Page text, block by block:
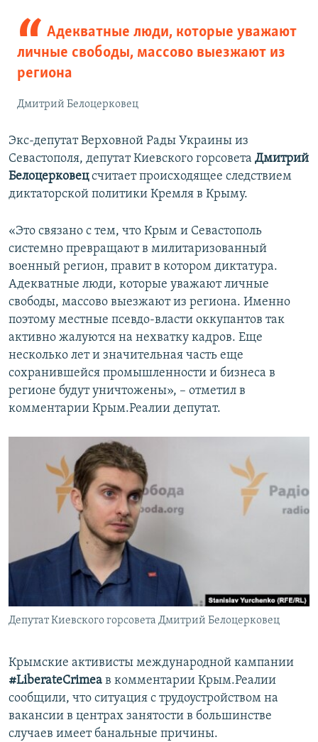
Адекватные люди, которые уважают
личные свободы, массово выезжают из
региона
Дмитрий Белоцерковец
Экс-депутат Верховной Рады Украины из
Севастополя, депутат Киевского горсовета Дмитрий
Белоцерковецсчитает происходящее следствием
диктаторской политики Кремля в Крыму.
«Это связано с тем, что Крым и Севастополь
системно превращают в милитаризованный
военный регион, правит в котором диктатура.
Адекватные люди, которые уважают личные
свободы, массово выезжают из региона. Именно
поэтому местные псевдо-власти оккупантов так
активно жалуются на нехватку кадров. Еще
несколько лет и значительная часть еще
сохранившейся промышленности и бизнеса в
регионе будут уничтожены», – отметил в
комментарии Крым.Реалии депутат.
Депутат Киевского горсовета Дмитрий Белоцерковец
Крымские активисты международной кампании
#LiberateCrimea в комментарии Крым.Реалии
сообщили, что ситуация с трудоустройством на
вакансии в центрах занятости в большинстве
случаев имеет банальные причины.